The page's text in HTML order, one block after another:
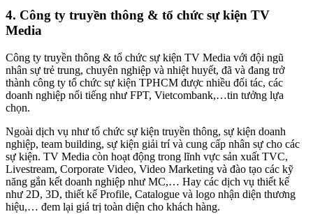
4. Công ty truyền thông & tổ chức sự kiện TV
Media
Công ty truyền thông & tổ chức sự kiện TV Media với đội ngũ
nhân sự trẻ trung, chuyên nghiệp và nhiệt huyết, đã và đang trở
thành công ty tổ chức sự kiện TPHCM được nhiều đối tác, các
doanh nghiệp nổi tiếng như FPT, Vietcombank,…tin tưởng lựa
chọn.
Ngoài dịch vụ như tổ chức sự kiện truyền thông, sự kiện doanh
nghiệp, team building, sự kiện giải trí và cung cấp nhân sự cho các
sự kiện. TV Media còn hoạt động trong lĩnh vực sản xuất TVC,
Livestream, Corporate Video, Video Marketing và đào tạo các kỹ
năng gắn kết doanh nghiệp như MC,… Hay các dịch vụ thiết kế
như 2D, 3D, thiết kế Profile, Catalogue và logo nhận diện thương
hiệu,… đem lại giá trị toàn diện cho khách hàng.